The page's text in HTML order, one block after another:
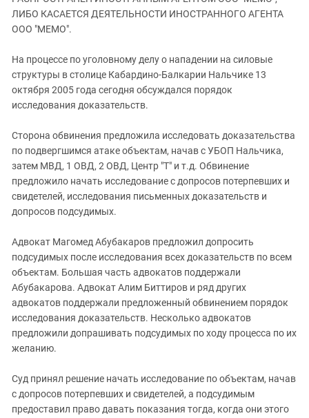
ЗАСТАВЛЯЕТ
МОБИЛИЗАЦИЯ И ПРОТЕСТЫ
Дагестан
Ингушетия
Калмыкия
Карачаево-Черкесия
Нагорный Карабах
Российская Федерация
Ростовская область
Северная Осетия - Алания
Ставропольский край
Чечня
Южная Осетия
ЮФО
ЛИБО КАСАЕТСЯ ДЕЯТЕЛЬНОСТИ ИНОСТРАННОГО АГЕНТА
ООО "МЕМО".
На процессе по уголовному делу о нападении на силовые
структуры в столице Кабардино-Балкарии Нальчике 13
октября 2005 года сегодня обсуждался порядок
исследования доказательств.
Сторона обвинения предложила исследовать доказательства
по подвергшимся атаке объектам, начав с УБОП Нальчика,
затем МВД, 1 ОВД, 2 ОВД, Центр "Т" и т.д. Обвинение
предложило начать исследование с допросов потерпевших и
свидетелей, исследования письменных доказательств и
допросов подсудимых.
Адвокат Магомед Абубакаров предложил допросить
подсудимых после исследования всех доказательств по всем
объектам. Большая часть адвокатов поддержали
Абубакарова. Адвокат Алим Биттиров и ряд других
адвокатов поддержали предложенный обвинением порядок
исследования доказательств. Несколько адвокатов
предложили допрашивать подсудимых по ходу процесса по их
желанию.
Суд принял решение начать исследование по объектам, начав
с допросов потерпевших и свидетелей, а подсудимым
предоставил право давать показания тогда, когда они этого